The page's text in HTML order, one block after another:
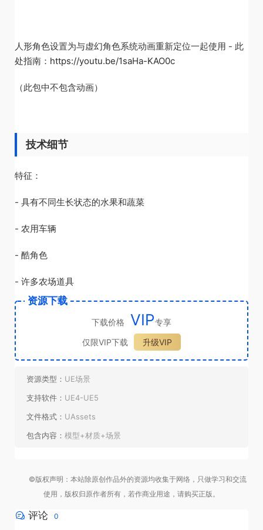
人形角色设置为与虚幻角色系统动画重新定位一起使用 - 此
处指南： https://youtu.be/1saHa-KAO0c
（此包中不包含动画）
技术细节
特征：
- 具有不同生长状态的水果和蔬菜
- 农用车辆
- 酷角色
- 许多农场道具
资源下载
下载价格 VIP专享
仅限VIP下载
升级VIP
资源类型： UE场景
支持软件： UE4-UE5
文件格式： UAssets
包含内容： 模型+材质+场景
©版权声明：本站除原创作品外的资源均收集于网络，只做学习和交流
使用，版权归原作者所有，若作商业用途，请购买正版。
评论 0